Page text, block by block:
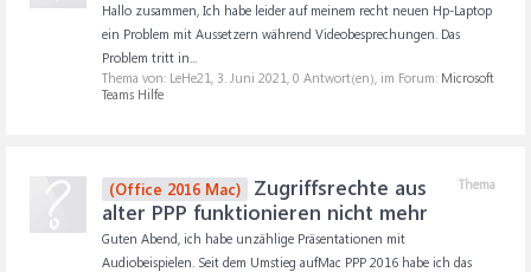
Hallo zusammen, Ich habe leider auf meinem recht neuen Hp-Laptop
ein Problem mit Aussetzern während Videobesprechungen. Das
Problem tritt in...
Thema von: LeHe21, 3. Juni 2021, 0 Antwort(en), im Forum: Microsoft
Teams Hilfe
Thema
(Office 2016 Mac)
Zugriffsrechte aus
alter PPP funktionieren nicht mehr
Guten Abend, ich habe unzählige Präsentationen mit
Audiobeispielen. Seit dem Umstieg aufMac PPP 2016 habe ich das